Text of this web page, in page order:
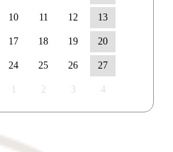
10 11 12 13
17 18 19 20
24 25 26 27
2 3 4